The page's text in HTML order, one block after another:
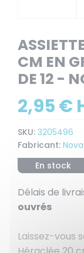
CM EN
DE 12 -
2,95 €
SKU: 3205496
Fabricant:
En stock
Délais de
ouvrés
Laissez-vous